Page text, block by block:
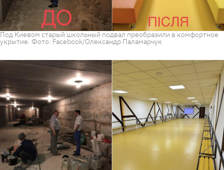
Под Киевом старый школьный подвал преобразили в комфортное
укрытие. Фото: Facebook/Олександр Паламарчук